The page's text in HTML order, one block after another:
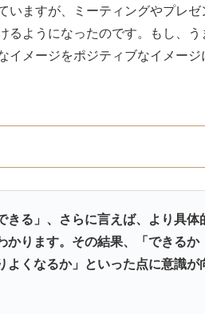
いますが、ミーティングやプレ
るようになったのです。もし、
メージをポジティブなイメージ
きる」、さらに言えば、より具
かります。その結果、「できる
よくなるか」といった点に意識